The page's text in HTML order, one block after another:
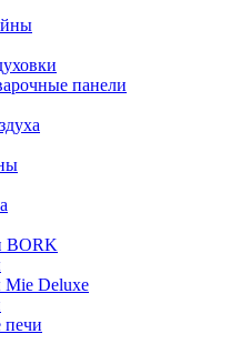
панели
BORK
Mie Deluxe